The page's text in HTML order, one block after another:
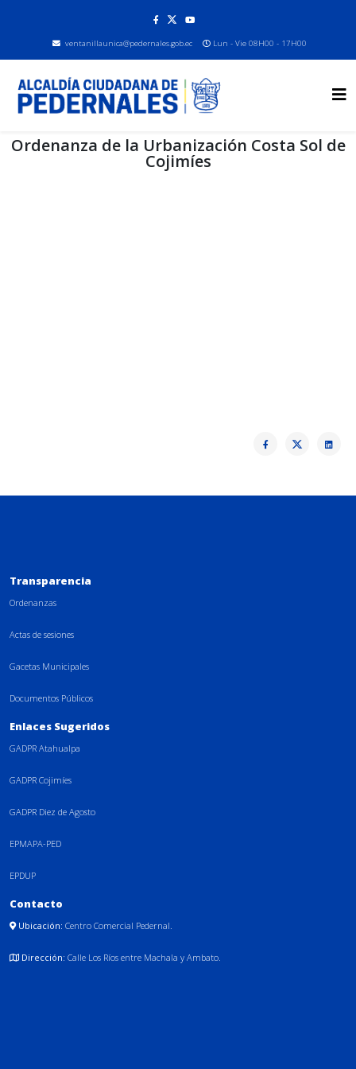
ventanillaunica@pedernales.gob.ec Lun - Vie 08H00 - 17H00
Ordenanza de la Urbanización Costa Sol de
Cojimíes
Transparencia
Ordenanzas
Actas de sesiones
Gacetas Municipales
Documentos Públicos
Enlaces Sugeridos
GADPR Atahualpa
GADPR Cojimíes
GADPR Diez de Agosto
EPMAPA-PED
EPDUP
Contacto
Ubicación: Centro Comercial Pedernal.
Dirección: Calle Los Ríos entre Machala y Ambato.